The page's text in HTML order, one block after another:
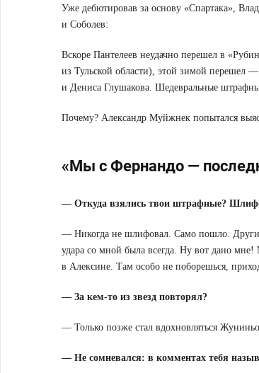
Уже дебютировав за основу «Спартака»,
и Соболев:
Вскоре Пантелеев неудачно перешел в
из Тульской области), этой зимой перешел
и Дениса Глушакова. Шедевральные
Почему? Александр Муйжнек попытался
«Мы с Фернандо —
— Откуда взялись твои штрафные?
— Никогда не шлифовал. Само пошло.
удара со мной была всегда. Ну вот дано
в Алексине. Там особо не поборешься,
— За кем-то из звезд повторял?
— Только позже стал вдохновляться
— Не сомневался: в комментах тебя